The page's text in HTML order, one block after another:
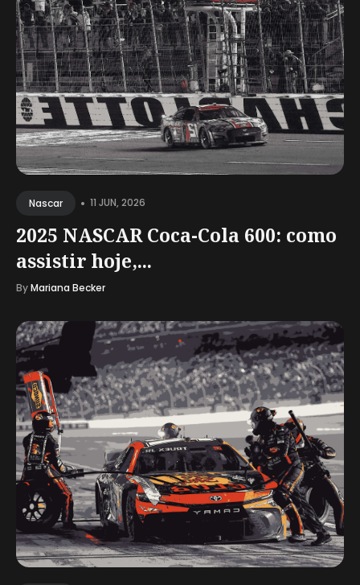
Nascar • 11 JUN, 2026
2025 NASCAR Coca-Cola 600: como
assistir hoje,...
ByMariana Becker